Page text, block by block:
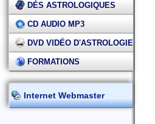
DÉS ASTROLOGIQUES
CD AUDIO MP3
DVD VIDÉO D'ASTROLOGIE
FORMATIONS
Internet Webmaster